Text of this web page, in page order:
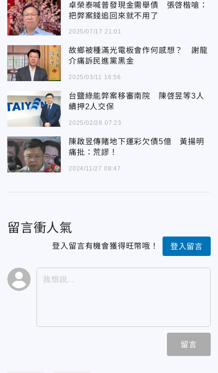
卓榮泰喊普發現金需舉債 張啓楷嗆：
把弊案錢追回來就不用了
2025/07/17 21:01
故鄉被種滿光電板會作何感想？ 謝龍
介痛訴民進黨黑金
2025/03/11 16:56
台鹽綠能弊案移審南院 陳啓昱等3人
續押2人交保
2025/02/28 07:23
陳啟昱傳賭地下運彩欠債5億 黃揚明
痛批：荒謬！
2024/11/27 08:47
留言衝人氣
登入留言有機會獲得旺幣哦！ 登入留言
留言